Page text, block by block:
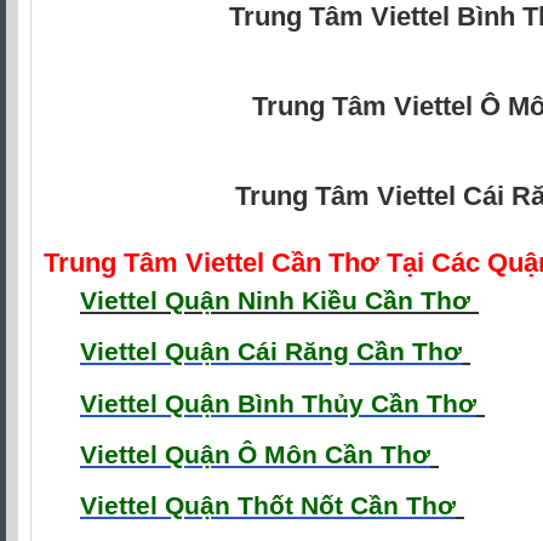
Trung Tâm Viettel Bình
Trung Tâm Viettel Ô
Trung Tâm Viettel Cái
Trung Tâm Viettel Cần Thơ Tại Các
Viettel Quận Ninh Kiều Cần Thơ
Viettel Quận Cái Răng Cần Thơ
Viettel Quận Bình Thủy Cần Thơ
Viettel Quận Ô Môn Cần Thơ
Viettel Quận Thốt Nốt Cần Thơ